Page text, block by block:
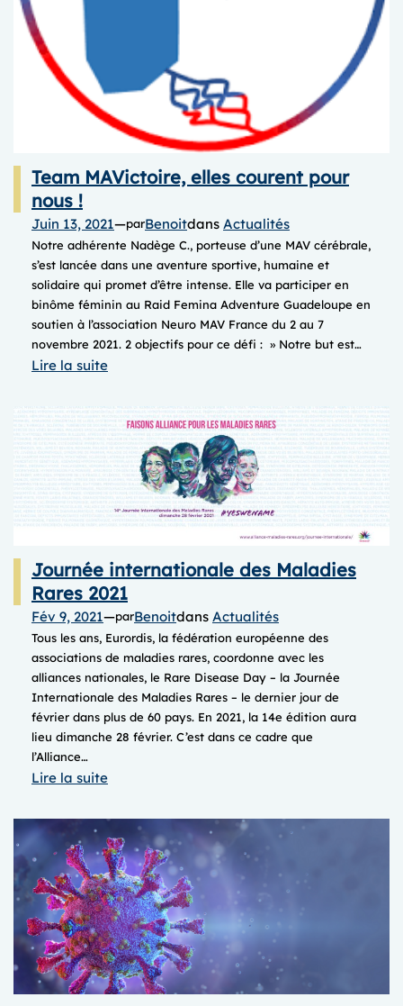
Team MAVictoire, elles courent pour
nous !
Juin 13, 2021—parBenoitdans Actualités
Notre adhérente Nadège C., porteuse d’une MAV cérébrale,
s’est lancée dans une aventure sportive, humaine et
solidaire qui promet d’être intense. Elle va participer en
binôme féminin au Raid Femina Adventure Guadeloupe en
soutien à l’association Neuro MAV France du 2 au 7
novembre 2021. 2 objectifs pour ce défi : » Notre but est…
Lire la suite:
MAVictoire,
elles
courent
pour
nous
Journée internationale des Maladies
Rares 2021
Fév 9, 2021—parBenoitdans Actualités
Tous les ans, Eurordis, la fédération européenne des
associations de maladies rares, coordonne avec les
alliances nationales, le Rare Disease Day – la Journée
Internationale des Maladies Rares – le dernier jour de
février dans plus de 60 pays. En 2021, la 14e édition aura
lieu dimanche 28 février. C’est dans ce cadre que
l’Alliance…
Lire la suite:
internationale
des
Maladies
Rares
2021